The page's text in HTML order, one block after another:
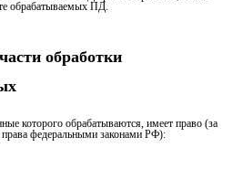
обрабатываемых ПД.
обработки
которого обрабатываются, имеет право (за
федеральными законами РФ):